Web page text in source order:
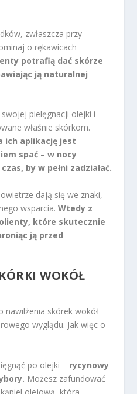
zwłaszcza przy
o rękawicach
potrafią dać skórze
ją naturalnej
pielęgnacji olejki i
właśnie skórkom.
ich aplikację jest
spać – w nocy
by w pełni zadziałać.
dają się we znaki,
wsparcia.Wtedy z
które skutecznie
ją przed
WOKÓŁ
nawilżenia skórek wokół
wyglądu. Jak więc o
po olejki – rycynowy
Możesz zafundować
olejową, która